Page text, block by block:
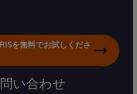
を無料でお試しくださ
い合わせ